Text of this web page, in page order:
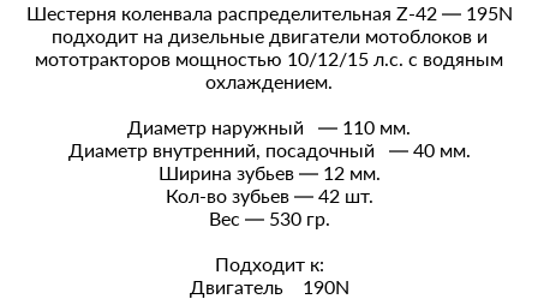
Шестерня коленвала распределительная Z-42 — 195N
подходит на дизельные двигатели мотоблоков и
мототракторов мощностью 10/12/15 л.с. с водяным
охлаждением.
Диаметр наружный — 110 мм.
Диаметр внутренний, посадочный — 40 мм.
Ширина зубьев — 12 мм.
Кол-во зубьев — 42 шт.
Вес — 530 гр.
Подходит к:
Двигатель 190N